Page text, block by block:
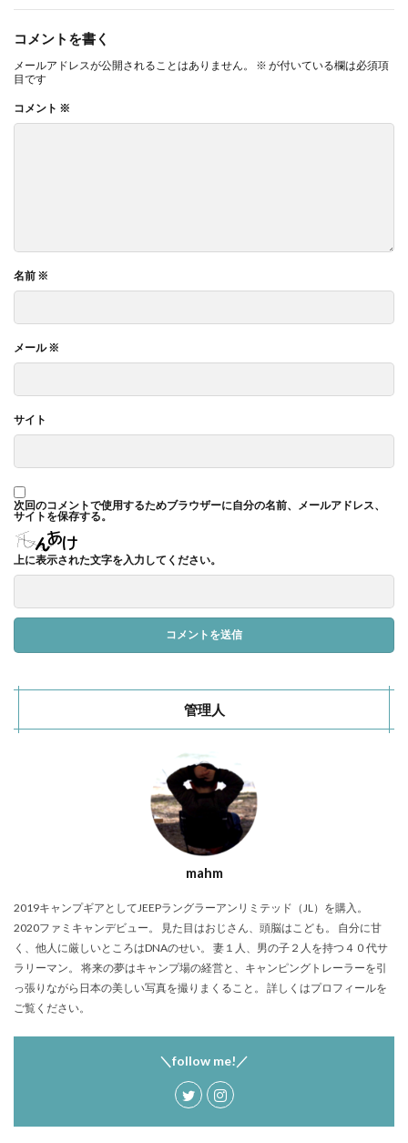
コメントを書く
メールアドレスが公開されることはありません。 ※ が付いている欄は必須項
目です
コメント ※
名前 ※
メール※
サイト
次回のコメントで使用するためブラウザーに自分の名前、メールアドレス、
サイトを保存する。
上に表示された文字を入力してください。
管理人
mahm
2019キャンプギアとしてJEEPラングラーアンリミテッド（JL）を購入。
2020ファミキャンデビュー。 見た目はおじさん、頭脳はこども。 自分に甘
く、他人に厳しいところはDNAのせい。 妻１人、男の子２人を持つ４０代サ
ラリーマン。 将来の夢はキャンプ場の経営と、キャンピングトレーラーを引
っ張りながら日本の美しい写真を撮りまくること。 詳しくはプロフィールを
ご覧ください。
＼follow me!／